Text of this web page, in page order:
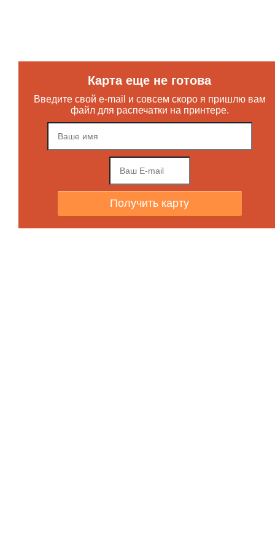
Карта еще не готова
Введите свой e-mail и совсем скоро я пришлю вам
файл для распечатки на принтере.
Получить карту